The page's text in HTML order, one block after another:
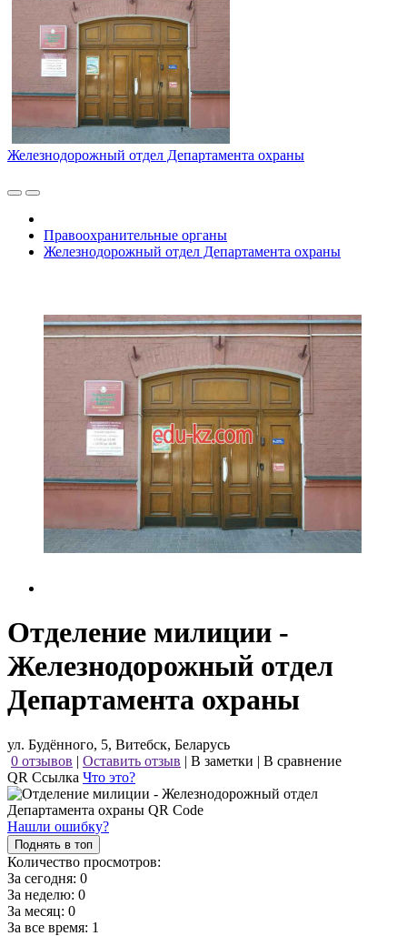
Железнодорожный отдел Департамента охраны
Правоохранительные органы
Железнодорожный отдел Департамента охраны
Отделение милиции -
Железнодорожный отдел
Департамента охраны
ул. Будённого, 5, Витебск, Беларусь
0 отзывов | Оставить отзыв | В заметки | В сравнение
QR Ссылка Что это?
Нашли ошибку?
Поднять в топ
Количество просмотров:
За сегодня: 0
За неделю: 0
За месяц: 0
За все время: 1